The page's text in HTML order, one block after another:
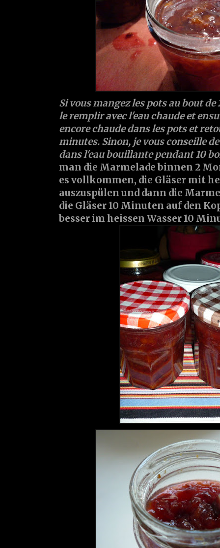
Si vous mangez les pots au bout
le remplir avec l'eau chaude et
encore chaude dans les pots et
minutes. Sinon, je vous conseille
dans l'eau bouillante pendant 10
man die Marmelade binnen 2
es vollkommen, die Gläser mit
auszuspülen und dann die
die Gläser 10 Minuten auf den
besser im heissen Wasser 10